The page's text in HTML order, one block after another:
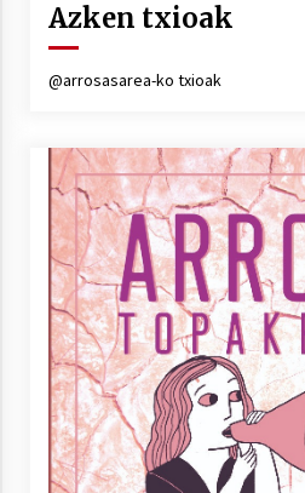
Azken txioak
@arrosasarea-ko txioak